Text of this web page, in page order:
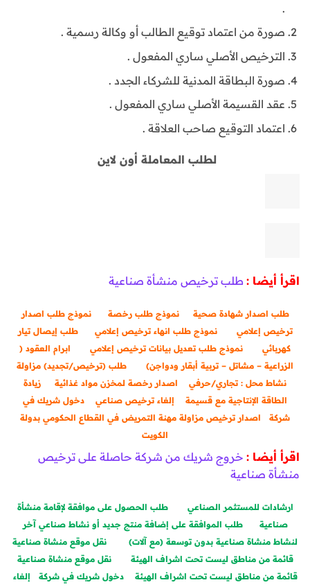
.
صورة من اعتماد توقيع الطالب أو وكالة رسمية .
الترخيص الأصلي ساري المفعول .
صورة البطاقة المدنية للشركاء الجدد .
عقد القسيمة الأصلي ساري المفعول .
اعتماد التوقيع صاحب العلاقة .
لطلب المعاملة أون لاين
اقرأ أيضا : طلب ترخيص منشأة صناعية
طلب اصدار شهادة صحية نموذج طلب رخصة
نموذج طلب اصدار
ترخيص إعلامي
نموذج طلب انهاء ترخيص إعلامي
طلب إيصال تيار
كهربائي
نموذج طلب تعديل بيانات ترخيص إعلامي
ابرام العقود (
الزراعية – مشاتل – تربية أبقار ودواجن)
طلب (ترخيص/تجديد) مزاولة
نشاط محل : تجاري/حرفي
اصدار رخصة لمخزن مواد غذائية
زيادة
الطاقة الإنتاجية مع قسيمة
إلغاء ترخيص صناعي
دخول شريك في
شركة
اصدار ترخيص مزاولة مهنة التمريض في القطاع الحكومي بدولة
الكويت
اقرأ أيضا : خروج شريك من شركة حاصلة على ترخيص
منشأة صناعية
ارشادات للمستثمر الصناعي
طلب الحصول على موافقة لإقامة منشأة
صناعية
طلب الموافقة على إضافة منتج جديد أو نشاط صناعي آخر
لنشاط منشاة صناعية بدون توسعة (مع آلات)
نقل موقع منشاة صناعية
قائمة من مناطق ليست تحت اشراف الهيئة
نقل موقع منشاة صناعية
قائمة من مناطق ليست تحت اشراف الهيئة
دخول شريك في شركة
إلغاء